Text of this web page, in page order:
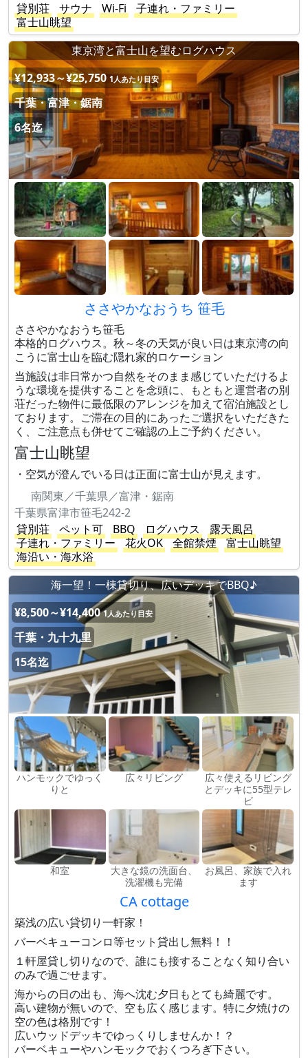
貸別荘
サウナ Wi-Fi
子連れ・ファミリー
富士山眺望
東京湾と富士山を望むログハウス
¥12,933～¥25,750 1人あたり目安
千葉・富津・鋸南
6名迄
ささやかなおうち 笹毛
ささやかなおうち笹毛
本格的ログハウス。秋～冬の天気が良い日は東京湾の向
こうに富士山を臨む隠れ家的ロケーション
当施設は非日常かつ自然をそのまま感じていただけるよ
うな環境を提供することを念頭に、もともと運営者の別
荘だった物件に最低限のアレンジを加えて宿泊施設とし
ております。ご滞在の目的にあったご選択をいただきた
く、ご注意点も併せてご確認の上ご予約ください。
富士山眺望
・空気が澄んでいる日は正面に富士山が見えます。
南関東／千葉県／富津・鋸南
千葉県富津市笹毛242-2
貸別荘
ペット可 BBQ ログハウス
露天風呂
子連れ・ファミリー
花火OK 全館禁煙
富士山眺望
海沿い・海水浴
海一望！一棟貸切り、広いデッキでBBQ♪
¥8,500～¥14,400 1人あたり目安
千葉・九十九里
15名迄
ハンモックでゆっく
りと
広々リビング
広々使えるリビング
とデッキに55型テレ
ビ
和室
大きな鏡の洗面台、
洗濯機も完備
お風呂、家族で入れ
ます
CA cottage
築浅の広い貸切り一軒家！
バーベキューコンロ等セット貸出し無料！！
１軒屋貸し切りなので、誰にも接することなく知り合い
のみで過ごせます。
海からの日の出も、海へ沈む夕日もとても綺麗です。
高い建物が無いので、空も広く感じます。特に夕焼けの
空の色は格別です！
広いウッドデッキでゆっくりしませんか！？
バーベキューやハンモックでおくつろぎ下さい。